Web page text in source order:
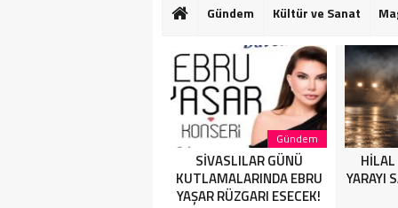
19:00 -
19:00 - Eda
18:25 -
Gündem Kültür ve Sanat
Gündem
SİVASLILAR GÜNÜ
KUTLAMALARINDA EBRU
YAŞAR RÜZGARI ESECEK!
YARAYI